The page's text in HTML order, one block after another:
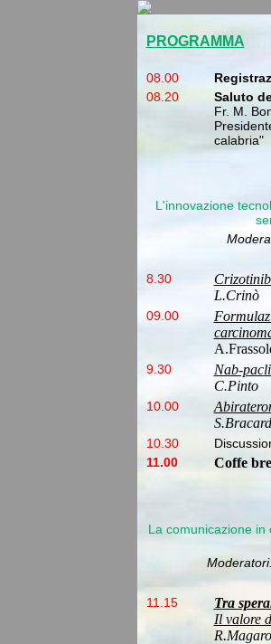
PROGRAMMA
08.00
08.20
Saluto
Fr. M.
calabria"
L'innovazione
8.30
L.Crinò
09.00
9.30
Nab-
C.Pinto
10.00
10.30
11.00
Coffe
La comunicazione in
11.15
Tra
Il valore